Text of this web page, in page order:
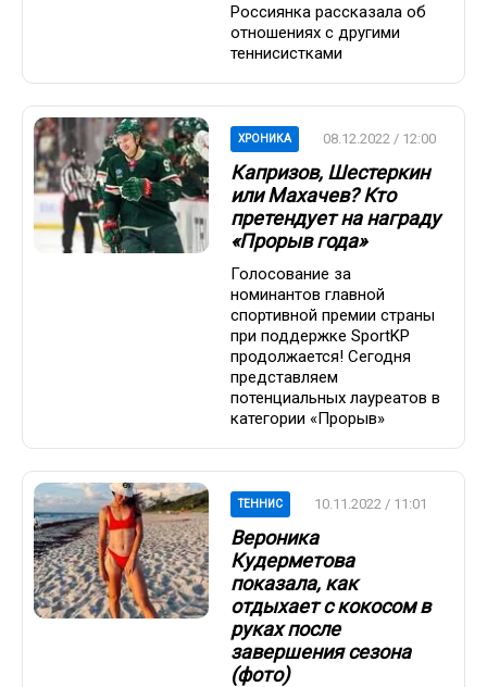
Россиянка рассказала об
отношениях с другими
теннисистками
ХРОНИКА 08.12.2022 / 12:00
Капризов, Шестеркин
или Махачев? Кто
претендует на награду
«Прорыв года»
Голосование за
номинантов главной
спортивной премии страны
при поддержке SportKP
продолжается! Сегодня
представляем
потенциальных лауреатов в
категории «Прорыв»
ТЕННИС 10.11.2022 / 11:01
Вероника
Кудерметова
показала, как
отдыхает с кокосом в
руках после
завершения сезона
(фото)